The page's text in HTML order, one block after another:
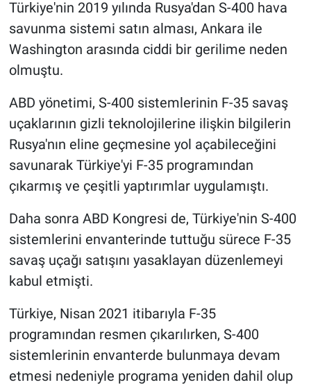
Türkiye'nin 2019 yılında Rusya'dan S-400 hava
savunma sistemi satın alması, Ankara ile
Washington arasında ciddi bir gerilime neden
olmuştu.
ABD yönetimi, S-400 sistemlerinin F-35 savaş
uçaklarının gizli teknolojilerine ilişkin bilgilerin
Rusya'nın eline geçmesine yol açabileceğini
savunarak Türkiye'yi F-35 programından
çıkarmış ve çeşitli yaptırımlar uygulamıştı.
Daha sonra ABD Kongresi de, Türkiye'nin S-400
sistemlerini envanterinde tuttuğu sürece F-35
savaş uçağı satışını yasaklayan düzenlemeyi
kabul etmişti.
Türkiye, Nisan 2021 itibarıyla F-35
programından resmen çıkarılırken, S-400
sistemlerinin envanterde bulunmaya devam
etmesi nedeniyle programa yeniden dahil olup